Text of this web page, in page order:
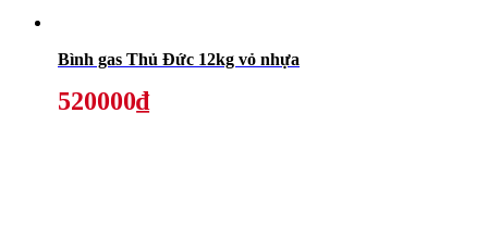
Bình gas Thủ Đức 12kg vỏ nhựa
520000₫